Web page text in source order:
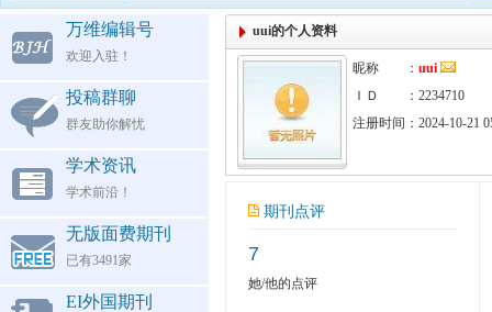
万维编辑号
欢迎入驻！
投稿群聊
群友助你解忧
学术资讯
学术前沿！
无版面费期刊
已有3491家
EI外国期刊
uui的个人资料
昵称 ： uui
ＩＤ ：2234710
注册时间：2024-10-21
期刊点评
7
她/他的点评